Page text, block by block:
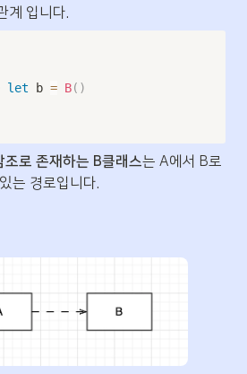
계 입니다.
let b = B( )
로 존재하는 B클래스는 A에서 B로
는 경로입니다.